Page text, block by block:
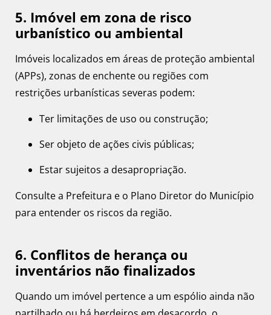
5. Imóvel em zona de risco
urbanístico ou ambiental
Imóveis localizados em áreas de proteção ambiental
(APPs), zonas de enchente ou regiões com
restrições urbanísticas severas podem:
Ter limitações de uso ou construção;
Ser objeto de ações civis públicas;
Estar sujeitos a desapropriação.
Consulte a Prefeitura e o Plano Diretor do Município
para entender os riscos da região.
6. Conflitos de herança ou
inventários não finalizados
Quando um imóvel pertence a um espólio ainda não